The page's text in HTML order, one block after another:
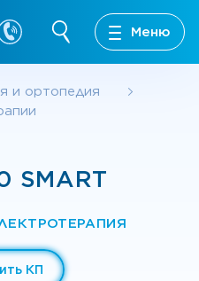
Меню
и ортопедия
SMART
КП